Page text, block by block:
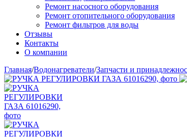
Ремонт насосного оборудования
Ремонт отопительного оборудования
Ремонт фильтров для воды
Отзывы
Контакты
О компании
Главная/Водонагреватели/Запчасти и